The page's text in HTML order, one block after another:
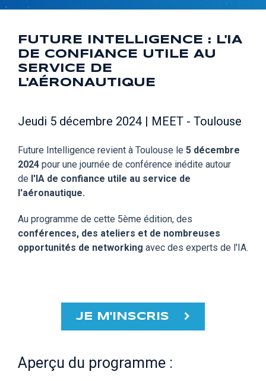
FUTURE INTELLIGENCE : L'IA
DE CONFIANCE UTILE AU
SERVICE DE
L'AÉRONAUTIQUE
Jeudi 5 décembre 2024 | MEET - Toulouse
Future Intelligence revient à Toulouse le 5 décembre
2024 pour une journée de conférence inédite autour
de l'IA de confiance utile au service de
l'aéronautique.
Au programme de cette 5ème édition, des
conférences, des ateliers et de nombreuses
opportunités de networking avec des experts de l'IA.
JE M'INSCRIS
Aperçu du programme :